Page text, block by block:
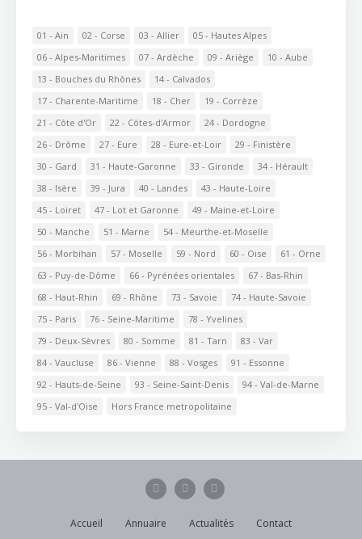
01 - Ain 02 - Corse 03 - Allier
05 - Hautes Alpes
06 - Alpes-Maritimes
07 - Ardèche 09 - Ariège
10 - Aube
13 - Bouches du Rhônes
14 - Calvados
17 - Charente-Maritime
18 - Cher
19 - Corrèze
21 - Côte d'Or
22 - Côtes-d'Armor
24 - Dordogne
26 - Drôme
27 - Eure 28 - Eure-et-Loir
29 - Finistère
30 - Gard
31 - Haute-Garonne 33 - Gironde
34 - Hérault
38 - Isère
39 - Jura 40 - Landes
43 - Haute-Loire
45 - Loiret
47 - Lot et Garonne
49 - Maine-et-Loire
50 - Manche
51 - Marne
54 - Meurthe-et-Moselle
56 - Morbihan
57 - Moselle 59 - Nord 60 - Oise
61 - Orne
63 - Puy-de-Dôme
66 - Pyrénées orientales
67 - Bas-Rhin
68 - Haut-Rhin
69 - Rhône 73 - Savoie
74 - Haute-Savoie
75 - Paris
76 - Seine-Maritime
78 - Yvelines
79 - Deux-Sèvres
80 - Somme 81 - Tarn
83 - Var
84 - Vaucluse
86 - Vienne 88 - Vosges
91 - Essonne
92 - Hauts-de-Seine
93 - Seine-Saint-Denis
94 - Val-de-Marne
95 - Val-d'Oise
Hors France metropolitaine
Accueil Annuaire Actualités Contact